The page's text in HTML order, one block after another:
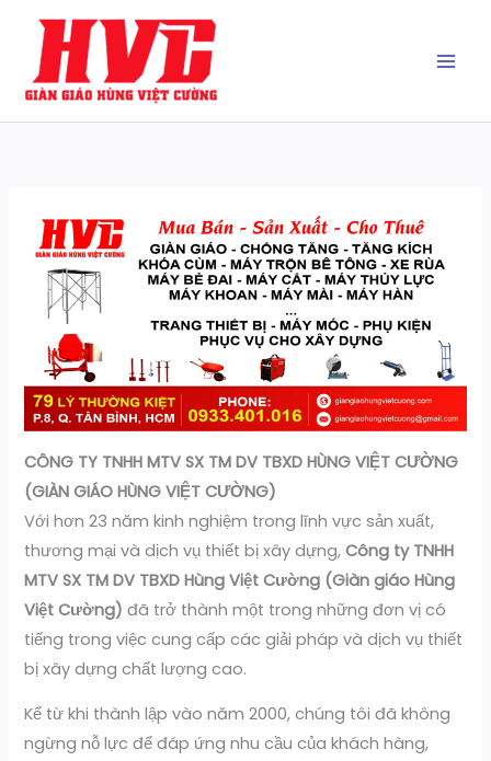
dung
CÔNG TY TNHH MTV SX TM DV TBXDHÙNG VIỆT CƯỜNG
(GIÀN GIÁO HÙNG VIỆT CƯỜNG)
Với hơn 23 năm kinh nghiệm trong lĩnh vực sản xuất,
thương mại và dịch vụ thiết bị xây dựng,Công ty TNHH
MTV SX TM DV TBXD Hùng Việt Cường (Giàn giáo Hùng
Việt Cường) đã trở thành một trong những đơn vị có
tiếng trong việc cung cấp các giải pháp và dịch vụ thiết
bị xây dựng chất lượng cao.
Kể từ khi thành lập vào năm 2000, chúng tôi đã không
ngừng nỗ lực để đáp ứng nhu cầu của khách hàng,